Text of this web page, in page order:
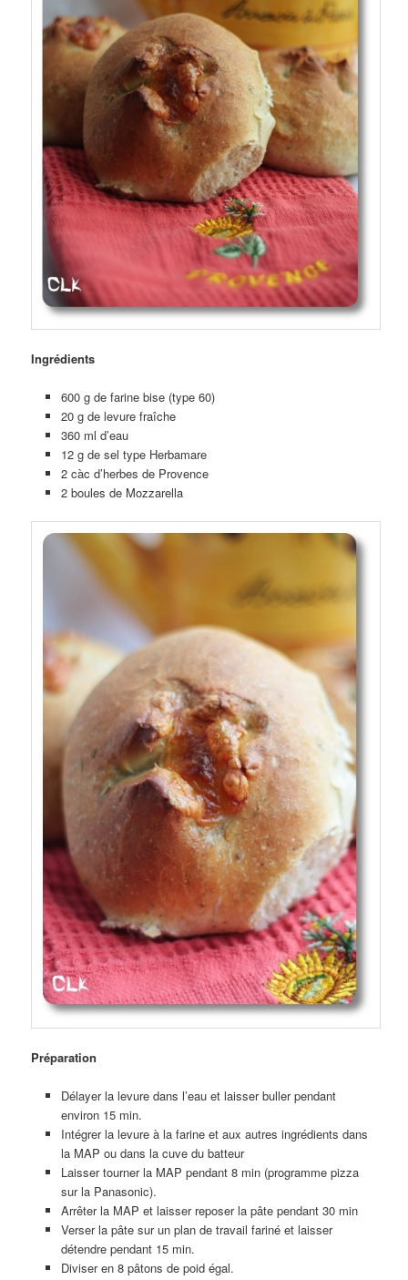
Ingrédients
600 g de farine bise (type 60)
20 g de levure fraîche
360 ml d’eau
12 g de sel type Herbamare
2 càc d’herbes de Provence
2 boules de Mozzarella
Préparation
Délayer la levure dans l’eau et laisser buller pendant
environ 15 min.
Intégrer la levure à la farine et aux autres ingrédients dans
la MAP ou dans la cuve du batteur
Laisser tourner la MAP pendant 8 min (programme pizza
sur la Panasonic).
Arrêter la MAP et laisser reposer la pâte pendant 30 min
Verser la pâte sur un plan de travail fariné et laisser
détendre pendant 15 min.
Diviser en 8 pâtons de poid égal.